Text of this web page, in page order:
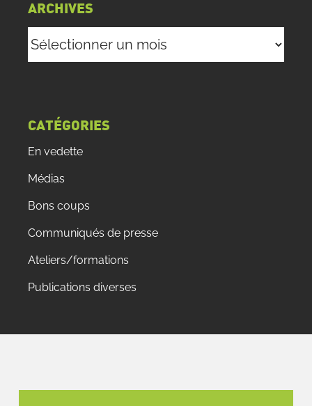
ARCHIVES
CATÉGORIES
En vedette
Médias
Bons coups
Communiqués de presse
Ateliers/formations
Publications diverses